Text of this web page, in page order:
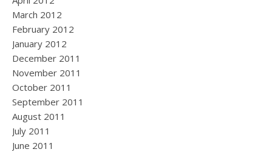
March 2012
February 2012
January 2012
December 2011
November 2011
October 2011
September 2011
August 2011
July 2011
June 2011